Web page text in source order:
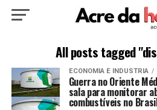
HOME POLÍTICA
EDUCAÇÃO NOTÍCIA
All posts tagged
ECONOMIA E INDUSTRIA
Guerra no Oriente
sala para monitorar
combustíveis no